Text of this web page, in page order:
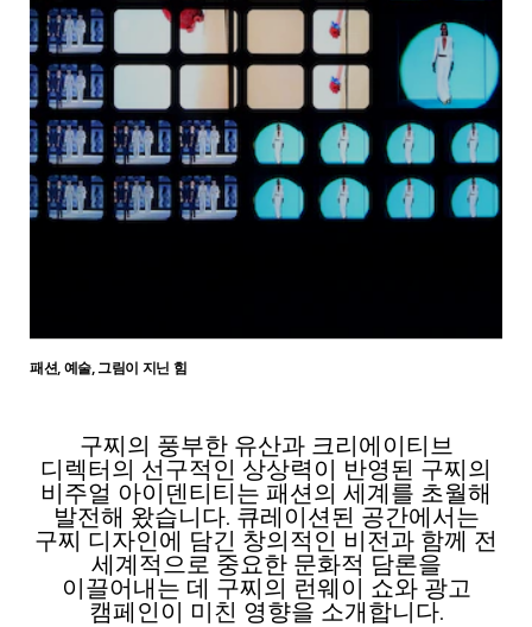
패션, 예술, 그림이 지닌 힘
구찌의 풍부한 유산과 크리에이티브
디렉터의 선구적인 상상력이 반영된 구찌의
비주얼 아이덴티티는 패션의 세계를 초월해
발전해 왔습니다. 큐레이션된 공간에서는
구찌 디자인에 담긴 창의적인 비전과 함께 전
세계적으로 중요한 문화적 담론을
이끌어내는 데 구찌의 런웨이 쇼와 광고
캠페인이 미친 영향을 소개합니다.